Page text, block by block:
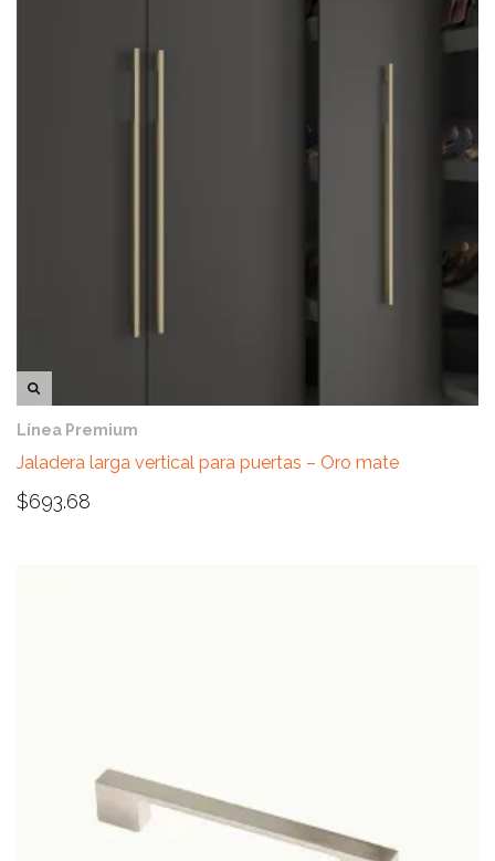
Línea Premium
Jaladera larga vertical para puertas – Oro mate
$693.68